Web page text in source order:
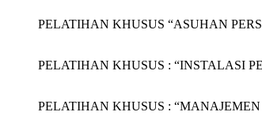
PELATIHAN KHUSUS “ASUHAN
PELATIHAN KHUSUS : “INSTALASI
PELATIHAN KHUSUS : “MANAJEMEN